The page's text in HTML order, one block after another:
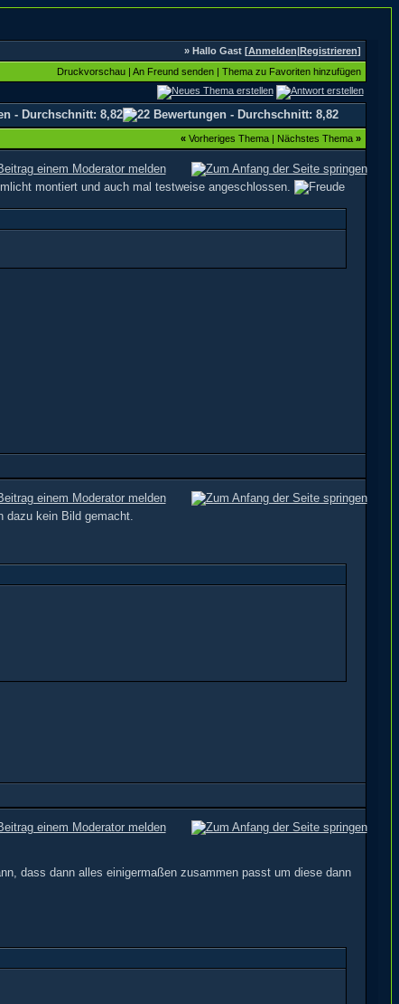
» Hallo Gast [Anmelden|Registrieren]
Druckvorschau| An Freund senden| Thema zu Favoriten hinzufügen
« Vorheriges Thema| Nächstes Thema »
montiert und auch mal testweise angeschlossen.
dazu kein Bild gemacht.
dass dann alles einigermaßen zusammen passt um diese dann